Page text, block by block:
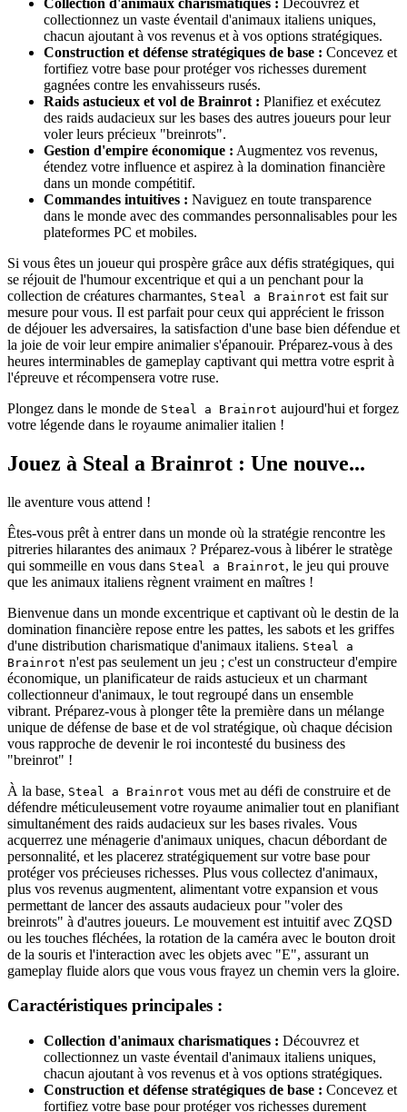
Collection d'animaux charismatiques : Découvrez et
collectionnez un vaste éventail d'animaux italiens uniques,
chacun ajoutant à vos revenus et à vos options stratégiques.
Construction et défense stratégiques de base : Concevez et
fortifiez votre base pour protéger vos richesses durement
gagnées contre les envahisseurs rusés.
Raids astucieux et vol de Brainrot : Planifiez et exécutez
des raids audacieux sur les bases des autres joueurs pour leur
voler leurs précieux "breinrots".
Gestion d'empire économique : Augmentez vos revenus,
étendez votre influence et aspirez à la domination financière
dans un monde compétitif.
Commandes intuitives : Naviguez en toute transparence
dans le monde avec des commandes personnalisables pour les
plateformes PC et mobiles.
Si vous êtes un joueur qui prospère grâce aux défis stratégiques, qui
se réjouit de l'humour excentrique et qui a un penchant pour la
collection de créatures charmantes, Steal a Brainrot est fait sur
mesure pour vous. Il est parfait pour ceux qui apprécient le frisson
de déjouer les adversaires, la satisfaction d'une base bien défendue et
la joie de voir leur empire animalier s'épanouir. Préparez-vous à des
heures interminables de gameplay captivant qui mettra votre esprit à
l'épreuve et récompensera votre ruse.
Plongez dans le monde de Steal a Brainrot aujourd'hui et forgez
votre légende dans le royaume animalier italien !
Jouez à Steal a Brainrot : Une nouve...
lle aventure vous attend !
Êtes-vous prêt à entrer dans un monde où la stratégie rencontre les
pitreries hilarantes des animaux ? Préparez-vous à libérer le stratège
qui sommeille en vous dans Steal a Brainrot, le jeu qui prouve
que les animaux italiens règnent vraiment en maîtres !
Bienvenue dans un monde excentrique et captivant où le destin de la
domination financière repose entre les pattes, les sabots et les griffes
d'une distribution charismatique d'animaux italiens. Steal a
Brainrot n'est pas seulement un jeu ; c'est un constructeur d'empire
économique, un planificateur de raids astucieux et un charmant
collectionneur d'animaux, le tout regroupé dans un ensemble
vibrant. Préparez-vous à plonger tête la première dans un mélange
unique de défense de base et de vol stratégique, où chaque décision
vous rapproche de devenir le roi incontesté du business des
"breinrot" !
À la base, Steal a Brainrot vous met au défi de construire et de
défendre méticuleusement votre royaume animalier tout en planifiant
simultanément des raids audacieux sur les bases rivales. Vous
acquerrez une ménagerie d'animaux uniques, chacun débordant de
personnalité, et les placerez stratégiquement sur votre base pour
protéger vos précieuses richesses. Plus vous collectez d'animaux,
plus vos revenus augmentent, alimentant votre expansion et vous
permettant de lancer des assauts audacieux pour "voler des
breinrots" à d'autres joueurs. Le mouvement est intuitif avec ZQSD
ou les touches fléchées, la rotation de la caméra avec le bouton droit
de la souris et l'interaction avec les objets avec "E", assurant un
gameplay fluide alors que vous vous frayez un chemin vers la gloire.
Caractéristiques principales :
Collection d'animaux charismatiques : Découvrez et
collectionnez un vaste éventail d'animaux italiens uniques,
chacun ajoutant à vos revenus et à vos options stratégiques.
Construction et défense stratégiques de base : Concevez et
fortifiez votre base pour protéger vos richesses durement